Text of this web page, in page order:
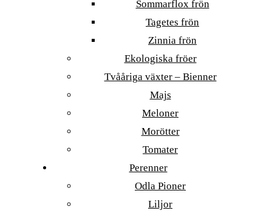
Sommarflox frön
Tagetes frön
Zinnia frön
Ekologiska fröer
Tvååriga växter – Bienner
Majs
Meloner
Morötter
Tomater
Perenner
Odla Pioner
Liljor